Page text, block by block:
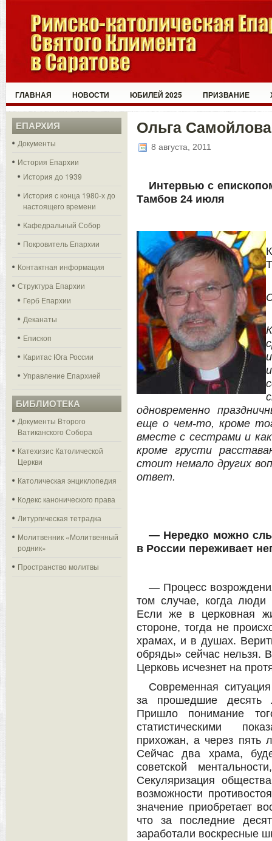
ГЛАВНАЯ НОВОСТИ ЮБИЛЕЙ 2025 ПРИЗВАНИЕ
ЕПАРХИЯ
Документы
История Епархии
История до 1939
История с конца 1980-х до
настоящего времени
Кафедральный Собор
Покровитель Епархии
Контактная информация
Структура Епархии
Герб Епархии
Деканаты
Епископ
Каритас Юга России
Управление Епархией
БИБЛИОТЕКА
Документы Второго
Ватиканского Собора
Катехизис Католической
Церкви
Католическая энциклопедия
Кодекс канонического права
Литургическая тетрадка
Молитвенник «Молитвенный
родник»
Пространство молитвы
Ольга Самойлова
8 августа, 2011
Интервью с
Тамбов 24 июля
одновременно
еще о чем-то, кроме
вместе с сестрами и
кроме грусти
стоит немало других
ответ.
— Нередко можно
в России переживает
— Процесс
том случае, когда люди
Если же в церковная
стороне, тогда не
храмах, и в душах.
обряды» сейчас нельзя.
Церковь исчезнет на
Современная
за прошедшие десять
Пришло понимание
статистическими
прихожан, а через пять
Сейчас два храма,
советской
Секуляризация
возможности
значение приобретает
что за последние
заработали воскресные